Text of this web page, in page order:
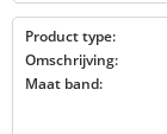
Product type:
Omschrijving:
Maat band: